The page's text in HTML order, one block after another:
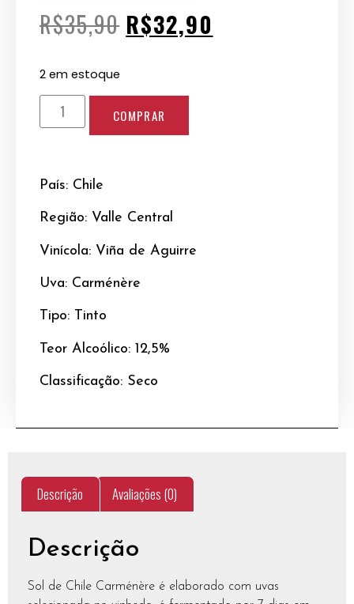
R$35,90 R$32,90
2 em estoque
COMPRAR
País: Chile
Região: Valle Central
Vinícola: Viña de Aguirre
Uva: Carménère
Tipo: Tinto
Teor Alcoólico: 12,5%
Classificação: Seco
Descrição Avaliações (0)
Descrição
Sol de Chile Carménère é elaborado com uvas